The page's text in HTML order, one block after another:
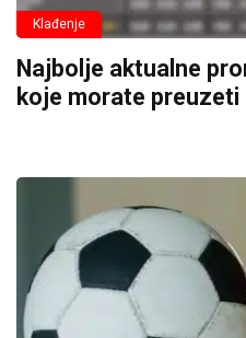
Klađenje
Najbolje aktualne
koje morate preuzeti